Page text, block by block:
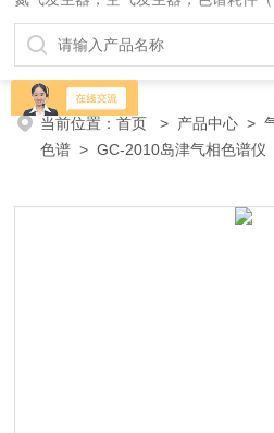
阀件、进样器、色谱担体），顶空进
计，原子吸收分光光度计，傅立叶红
室产品。
当前位置：首页 > 产品中心 >
色谱 > GC-2010岛津气相色谱仪